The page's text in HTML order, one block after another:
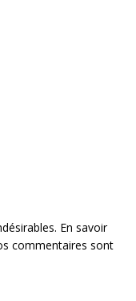
En savoir
commentaires sont